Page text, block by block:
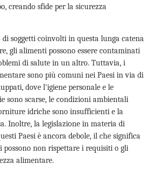
creando sfide per la sicurezza
soggetti coinvolti in questa lunga catena
gli alimenti possono essere contaminati
di salute in un altro. Tuttavia, i
sono più comuni nei Paesi in via di
dove l'igiene personale e le
sono scarse, le condizioni ambientali
idriche sono insufficienti e la
Inoltre, la legislazione in materia di
Paesi è ancora debole, il che significa
non rispettare i requisiti o gli
alimentare.